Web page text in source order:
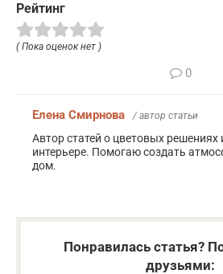
Рейтинг
( Пока оценок нет )
0
Елена Смирнова / автор статьи
Автор статей о цветовых решениях
интерьере. Помогаю создать
дом.
Понравилась статья?
друзьями: